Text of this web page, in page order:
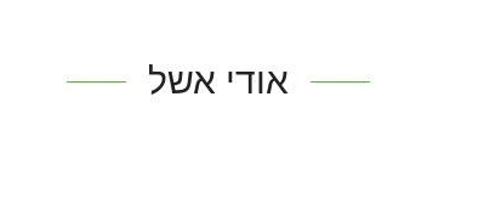
אודי אשל